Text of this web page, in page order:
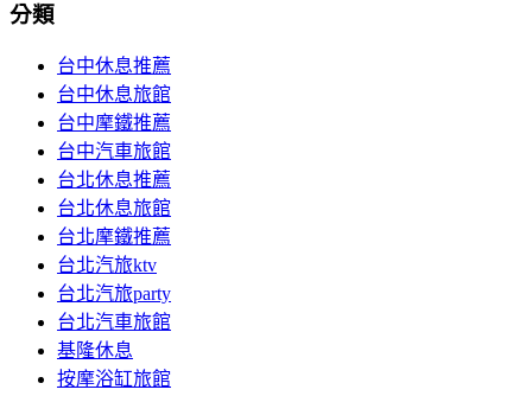
分類
台中休息推薦
台中休息旅館
台中摩鐵推薦
台中汽車旅館
台北休息推薦
台北休息旅館
台北摩鐵推薦
台北汽旅ktv
台北汽旅party
台北汽車旅館
基隆休息
按摩浴缸旅館